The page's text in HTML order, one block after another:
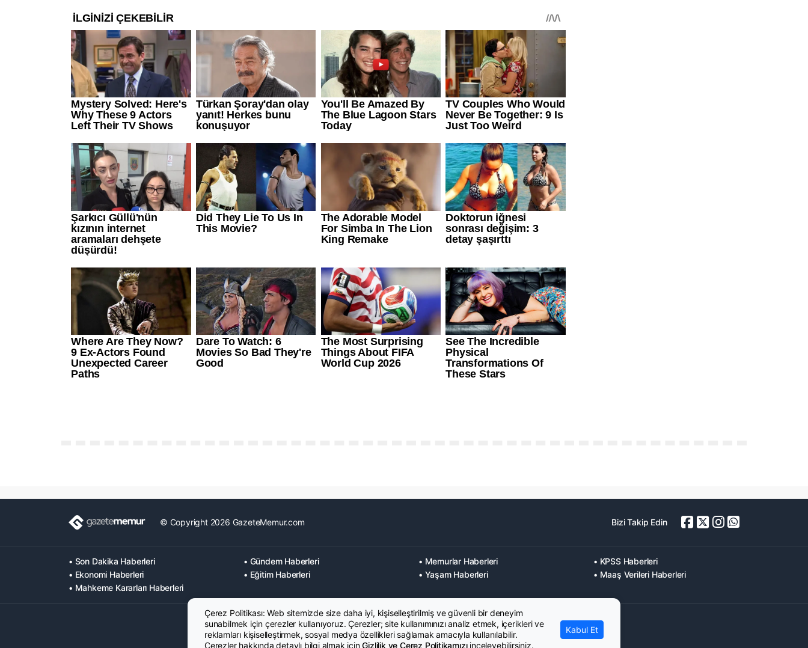
© Copyright 2026 GazeteMemur.com Bizi Takip Edin
• Son Dakika Haberleri • Gündem Haberleri • Memurlar Haberleri
• KPSS Haberleri
• Ekonomi Haberleri
• Eğitim Haberleri • Yaşam Haberleri
• Maaş Verileri Haberleri
• Mahkeme Kararları Haberleri
Çerez Politikası: Web sitemizde size daha iyi, kişiselleştirilmiş ve güvenli bir deneyim
sunabilmek için çerezler kullanıyoruz. Çerezler; site kullanımınızı analiz etmek, içerikleri ve
reklamları kişiselleştirmek, sosyal medya özellikleri sağlamak amacıyla kullanılabilir.
Çerezler hakkında detaylı bilgi almak içinGizlilik ve Çerez Politikamızıinceleyebilirsiniz.
Kabul Et